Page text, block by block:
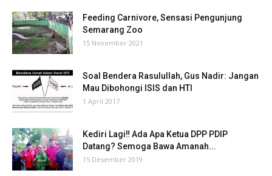
Feeding Carnivore, Sensasi Pengunjung
Semarang Zoo
15 November 2021
Soal Bendera Rasulullah, Gus Nadir: Jangan
Mau Dibohongi ISIS dan HTI
1 April 2017
Kediri Lagi‼ Ada Apa Ketua DPP PDIP
Datang? Semoga Bawa Amanah...
15 Desember 2019